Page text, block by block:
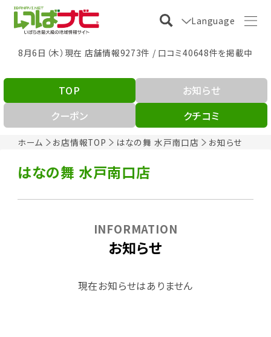
Language
8月6日（木）現在 店舗情報9273件 / 口コミ40648件を掲載中
ホーム お店情報TOP はなの舞 水戸南口店 お知らせ
TOP
お知らせ
クーポン
クチコミ
はなの舞 水戸南口店
お知らせ
INFORMATION
現在お知らせはありません